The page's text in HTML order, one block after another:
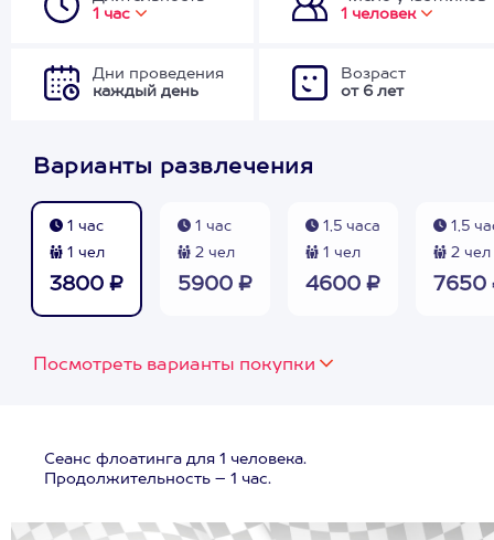
1 час
1 человек
Дни проведения
каждый день
Возраст
от 6 лет
Варианты развлечения
1 час
1 чел
3800 ₽
1 час
2 чел
5900 ₽
1,5 часа
1 чел
4600 ₽
1,5
2 чел
7650
Посмотреть варианты покупки
Сеанс флоатинга для 1 человека.
Продолжительность – 1 час.